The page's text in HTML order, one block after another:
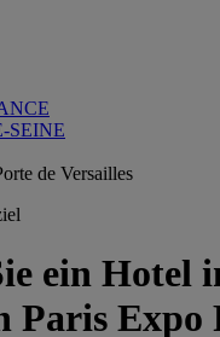
SEINE
de Versailles
ein Hotel
Paris Expo